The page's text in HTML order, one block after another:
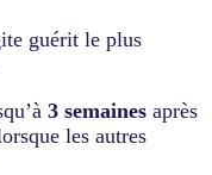
guérit le plus
3 semaines après
les autres